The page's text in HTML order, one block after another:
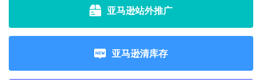
亚马逊站外推广
亚马逊清库存